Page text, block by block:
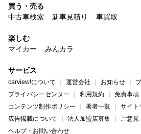
買う・売る
中古車検索
新車見積り 車買取
楽しむ
マイカー
みんカラ
サービス
carview!について 運営会社 お知らせ
プライバシーセンター
利用規約
免責事項
コンテンツ制作ポリシー
著者一覧
サイト
広告掲載について
法人加盟店募集
ご意見
ヘルプ・お問い合わせ